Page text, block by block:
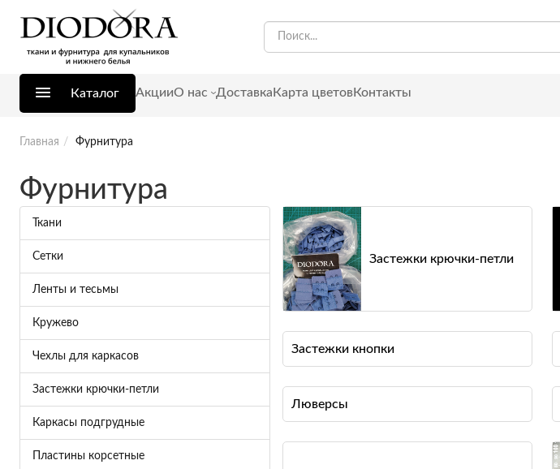
Каталог АкцииО нас Доставка Карта цветовКонтакты
Главная Фурнитура
Фурнитура
Ткани
Сетки
Ленты и тесьмы
Кружево
Чехлы для каркасов
Застежки крючки-петли
Каркасы подгрудные
Пластины корсетные
Застежки крючки-петли
Застежки кнопки
Люверсы